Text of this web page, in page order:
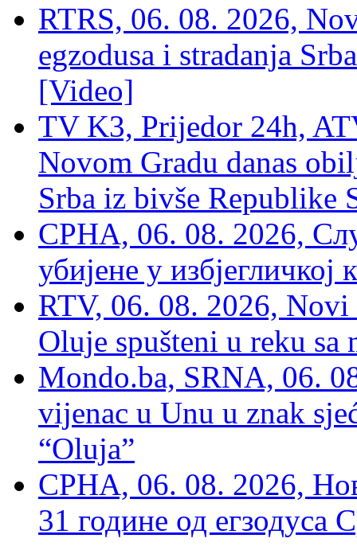
RTRS, 06. 08. 2026,
egzodusa i stradanja
[Video]
TV K3, Prijedor 24h,
Novom Gradu danas
Srba iz bivše Republike
СРНА, 06. 08. 2026,
убијене у избјегличкој
RTV, 06. 08. 2026, Novi
Oluje spušteni u reku sa
Mondo.ba, SRNA, 06.
vijenac u Unu u znak
“Oluja”
СРНА, 06. 08. 2026,
31 године од егзодуса